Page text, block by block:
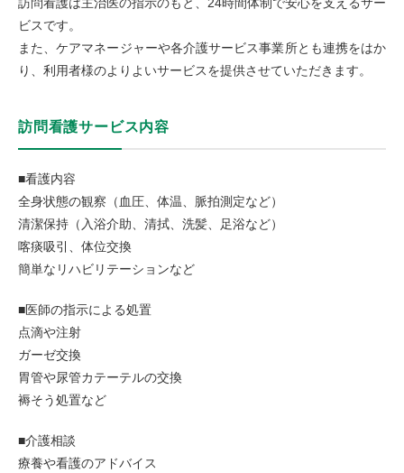
訪問看護は主治医の指示のもと、24時間体制で安心を支えるサー
ビスです。
また、ケアマネージャーや各介護サービス事業所とも連携をはか
り、利用者様のよりよいサービスを提供させていただきます。
訪問看護サービス内容
■看護内容
全身状態の観察（血圧、体温、脈拍測定など）
清潔保持（入浴介助、清拭、洗髪、足浴など）
喀痰吸引、体位交換
簡単なリハビリテーションなど
■医師の指示による処置
点滴や注射
ガーゼ交換
胃管や尿管カテーテルの交換
褥そう処置など
■介護相談
療養や看護のアドバイス